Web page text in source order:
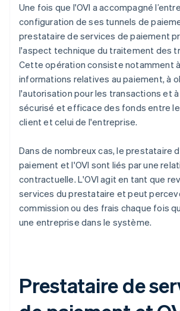
Une fois que l'OVI a accompagné
configuration de ses tunnels de
prestataire de services de paiement
l'aspect technique du traitement des
Cette opération consiste notamment
informations relatives au paiement, à
l'autorisation pour les transactions et
sécurisé et efficace des fonds entre
client et celui de l'entreprise.
Dans de nombreux cas, le prestataire
paiement et l'OVI sont liés par une
contractuelle. L'OVI agit en tant que
services du prestataire et peut
commission ou des frais chaque fois
une entreprise dans le système.
Prestataire de